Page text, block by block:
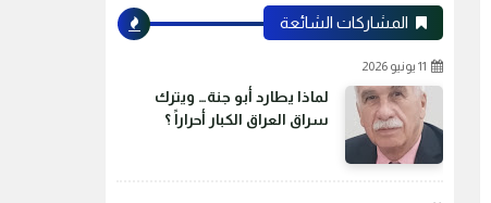
المشاركات الشائعة
11 يونيو 2026
لماذا يطارد أبو جنة… ويترك
سراق العراق الكبار أحراراً ؟